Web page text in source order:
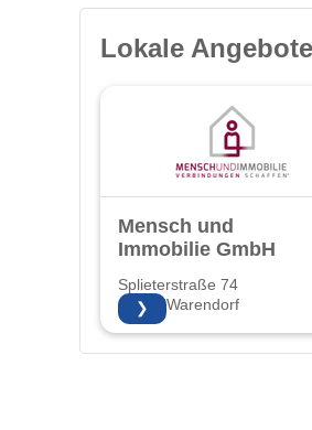
Lokale
Mensch und
Immobilie GmbH
Splieterstraße 74
48231 Warendorf
❯